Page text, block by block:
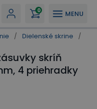
MENU
0
/ Dielenské skrine /
skríň
4 priehradky